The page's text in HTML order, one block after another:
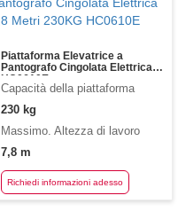
Piattaforma Elevatrice a
Pantografo Cingolata Elettrica
HC0610E
Capacità della piattaforma
230 kg
Massimo. Altezza di lavoro
7,8 m
Richiedi informazioni adesso